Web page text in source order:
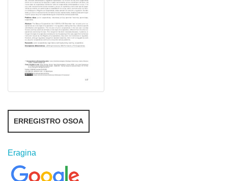
ERREGISTRO OSOA
Eragina